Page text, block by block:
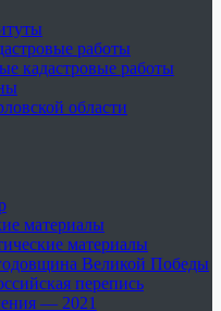
работы
кадастровые работы
области
материалы
материалы
Великой Победы
перепись
— 2021